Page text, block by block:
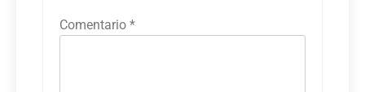
Comentario *